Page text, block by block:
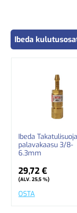
Ibeda
Ibeda
palavakaasu 3/8-
6.3mm
29,72 €
(ALV. 25,5 %)
OSTA